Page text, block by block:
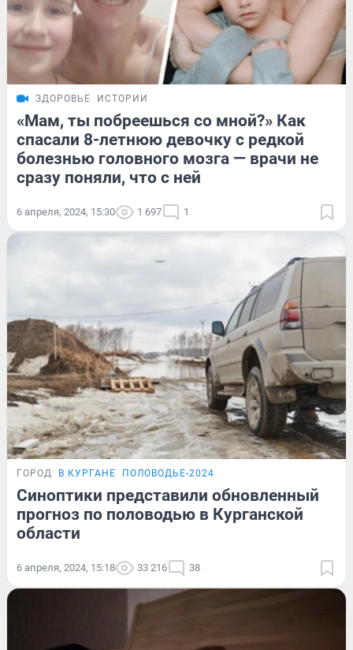
ЗДОРОВЬЕ ИСТОРИИ
«Мам, ты побреешься со мной?» Как
спасали 8-летнюю девочку с редкой
болезнью головного мозга — врачи не
сразу поняли, что с ней
6 апреля, 2024, 15:30 1 697 1
ГОРОД В КУРГАНЕ ПОЛОВОДЬЕ-2024
Синоптики представили обновленный
прогноз по половодью в Курганской
области
6 апреля, 2024, 15:18 33 216 38